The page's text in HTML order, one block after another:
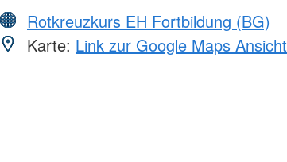
Rotkreuzkurs EH Fortbildung (BG)
Karte: Link zur Google Maps Ansicht